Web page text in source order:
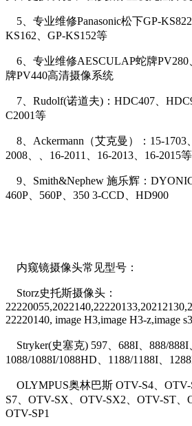
5、专业维修Panasonic松下GP-
KS162、GP-KS152等
6、专业维修AESCULAP蛇牌PV280
牌PV440高清摄像系统
7、Rudolf(诺道夫)：HDC407、
C2001等
8、Ackermann（艾克曼）：15-1703
2008、、16-2011、16-2013、16-2015等
9、Smith&Nephew 施乐辉：
460P、560P、350 3-CCD、HD900
内窥镜摄像头常见型号：
Storz史托斯摄像头：
22220140, image H3,image H3-z,image
Stryker(史塞克) 597、688I、888/888I
1088/1088I/1088HD、1188/1188I、
OLYMPUS奥林巴斯 OTV-S4、OTV-
S7、OTV-SX、OTV-SX2、OTV-ST、
OTV-SP1